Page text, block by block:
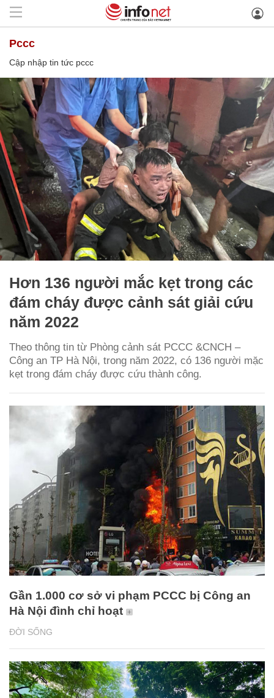
pccc
Cập nhập tin tức pccc
Hơn 136 người mắc kẹt trong các
đám cháy được cảnh sát giải cứu
năm 2022
Theo thông tin từ Phòng cảnh sát PCCC &CNCH –
Công an TP Hà Nội, trong năm 2022, có 136 người mặc
kẹt trong đám cháy được cứu thành công.
ĐỜI SỐNG
Gần 1.000 cơ sở vi phạm PCCC bị Công an
Hà Nội đình chỉ hoạt